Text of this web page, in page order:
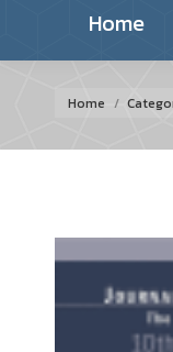
Home
You are here:
Home